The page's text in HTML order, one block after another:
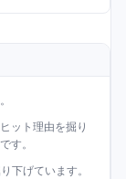
ット理由を掘り
す。
下げています。